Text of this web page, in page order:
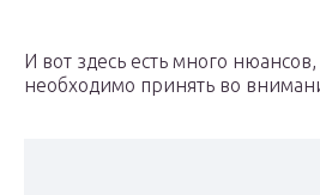
И вот здесь есть много
необходимо принять во